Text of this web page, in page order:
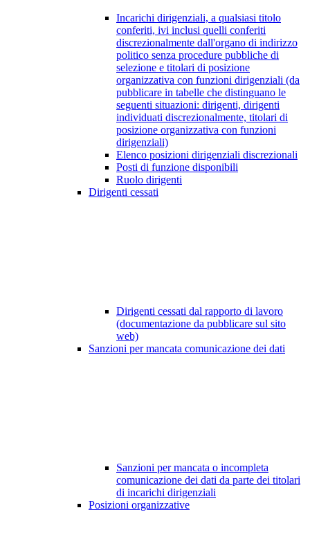
Incarichi dirigenziali, a qualsiasi titolo
conferiti, ivi inclusi quelli conferiti
discrezionalmente dall'organo di indirizzo
politico senza procedure pubbliche di
selezione e titolari di posizione
organizzativa con funzioni dirigenziali (da
pubblicare in tabelle che distinguano le
seguenti situazioni: dirigenti, dirigenti
individuati discrezionalmente, titolari di
posizione organizzativa con funzioni
dirigenziali)
Elenco posizioni dirigenziali discrezionali
Posti di funzione disponibili
Ruolo dirigenti
Dirigenti cessati
Dirigenti cessati dal rapporto di lavoro
(documentazione da pubblicare sul sito
web)
Sanzioni per mancata comunicazione dei dati
Sanzioni per mancata o incompleta
comunicazione dei dati da parte dei titolari
di incarichi dirigenziali
Posizioni organizzative